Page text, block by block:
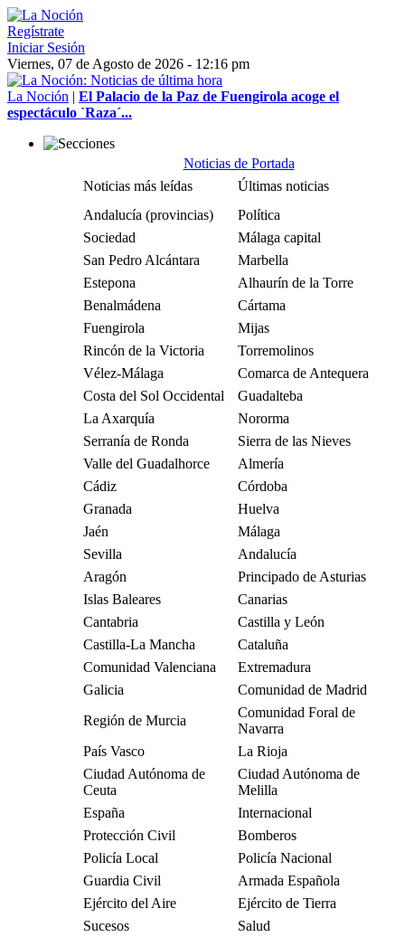
Regístrate
Iniciar Sesión
Viernes, 07 de Agosto de 2026 - 12:16 pm
La Noción | El Palacio de la Paz de Fuengirola acoge el
espectáculo `Raza´...
Noticias de Portada
Noticias más leídas
Últimas noticias
Andalucía (provincias)
Política
Sociedad
Málaga capital
San Pedro Alcántara
Marbella
Estepona
Alhaurín de la Torre
Benalmádena
Cártama
Fuengirola
Mijas
Rincón de la Victoria
Torremolinos
Vélez-Málaga
Comarca de Antequera
Costa del Sol Occidental
Guadalteba
La Axarquía
Nororma
Serranía de Ronda
Sierra de las Nieves
Valle del Guadalhorce
Almería
Cádiz
Córdoba
Granada
Huelva
Jaén
Málaga
Sevilla
Andalucía
Aragón
Principado de Asturias
Islas Baleares
Canarias
Cantabria
Castilla y León
Castilla-La Mancha
Cataluña
Comunidad Valenciana
Extremadura
Galicia
Comunidad de Madrid
Región de Murcia
Comunidad Foral de
Navarra
País Vasco
La Rioja
Ciudad Autónoma de
Ceuta
Ciudad Autónoma de
Melilla
España
Internacional
Protección Civil
Bomberos
Policía Local
Policía Nacional
Guardia Civil
Armada Española
Ejército del Aire
Ejército de Tierra
Sucesos
Salud